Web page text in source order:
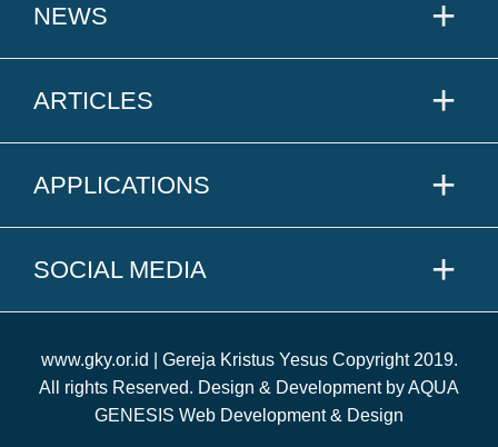
NEWS
ARTICLES
APPLICATIONS
SOCIAL MEDIA
www.gky.or.id | Gereja Kristus Yesus Copyright 2019.
All rights Reserved. Design & Development by AQUA
GENESIS Web Development & Design